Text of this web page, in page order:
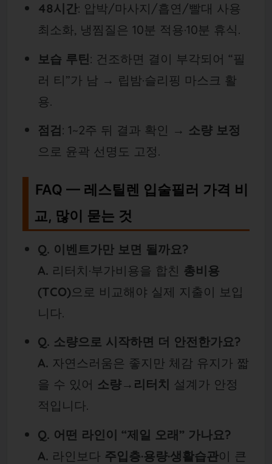
48시간: 압박/마사지/흡연/빨대 사용
최소화, 냉찜질은 10분 적용·10분 휴식.
보습 루틴: 건조하면 결이 부각되어 “필
러 티”가 남 → 립밤·슬리핑 마스크 활
용.
점검: 1~2주 뒤 결과 확인 → 소량 보정
으로 윤곽 선명도 고정.
FAQ — 레스틸렌 입술필러 가격 비
교, 많이 묻는 것
Q. 이벤트가만 보면 될까요?
A. 리터치·부가비용을 합친 총비용
(TCO)으로 비교해야 실제 지출이 보입
니다.
Q. 소량으로 시작하면 더 안전한가요?
A. 자연스러움은 좋지만 체감 유지가 짧
을 수 있어 소량→리터치 설계가 안정
적입니다.
Q. 어떤 라인이 “제일 오래” 가나요?
A. 라인보다 주입층·용량·생활습관이 큰